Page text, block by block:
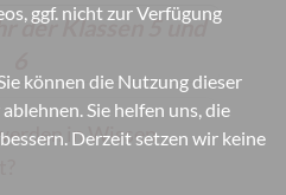
ggf. nicht zur Verfügung
können die Nutzung dieser
Sie helfen uns, die
Derzeit setzen wir keine
der Klassen 5 und
in Wissen